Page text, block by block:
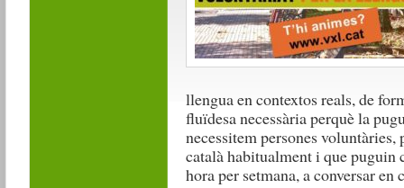
llengua en contextos reals, de
fluïdesa necessària perquè la
necessitem persones voluntàries,
català habitualment i que puguin
hora per setmana, a conversar en